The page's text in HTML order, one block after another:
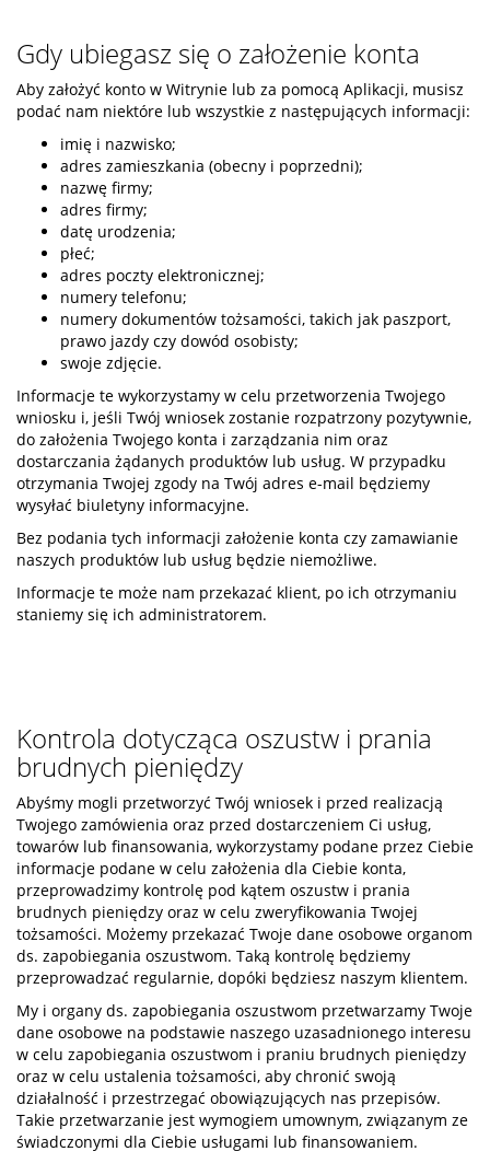
Gdy ubiegasz się o założenie konta
Aby założyć konto w Witrynie lub za pomocą Aplikacji, musisz
podać nam niektóre lub wszystkie z następujących informacji:
imię i nazwisko;
adres zamieszkania (obecny i poprzedni);
nazwę firmy;
adres firmy;
datę urodzenia;
płeć;
adres poczty elektronicznej;
numery telefonu;
numery dokumentów tożsamości, takich jak paszport,
prawo jazdy czy dowód osobisty;
swoje zdjęcie.
Informacje te wykorzystamy w celu przetworzenia Twojego
wniosku i, jeśli Twój wniosek zostanie rozpatrzony pozytywnie,
do założenia Twojego konta i zarządzania nim oraz
dostarczania żądanych produktów lub usług. W przypadku
otrzymania Twojej zgody na Twój adres e-mail będziemy
wysyłać biuletyny informacyjne.
Bez podania tych informacji założenie konta czy zamawianie
naszych produktów lub usług będzie niemożliwe.
Informacje te może nam przekazać klient, po ich otrzymaniu
staniemy się ich administratorem.
Kontrola dotycząca oszustw i prania
brudnych pieniędzy
Abyśmy mogli przetworzyć Twój wniosek i przed realizacją
Twojego zamówienia oraz przed dostarczeniem Ci usług,
towarów lub finansowania, wykorzystamy podane przez Ciebie
informacje podane w celu założenia dla Ciebie konta,
przeprowadzimy kontrolę pod kątem oszustw i prania
brudnych pieniędzy oraz w celu zweryfikowania Twojej
tożsamości. Możemy przekazać Twoje dane osobowe organom
ds. zapobiegania oszustwom. Taką kontrolę będziemy
przeprowadzać regularnie, dopóki będziesz naszym klientem.
My i organy ds. zapobiegania oszustwom przetwarzamy Twoje
dane osobowe na podstawie naszego uzasadnionego interesu
w celu zapobiegania oszustwom i praniu brudnych pieniędzy
oraz w celu ustalenia tożsamości, aby chronić swoją
działalność i przestrzegać obowiązujących nas przepisów.
Takie przetwarzanie jest wymogiem umownym, związanym ze
świadczonymi dla Ciebie usługami lub finansowaniem.